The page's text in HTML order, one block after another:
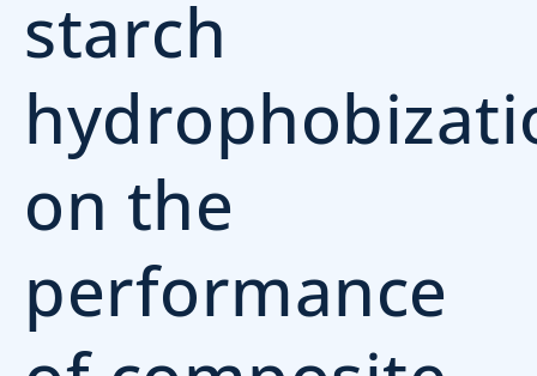
starch
on the
performance